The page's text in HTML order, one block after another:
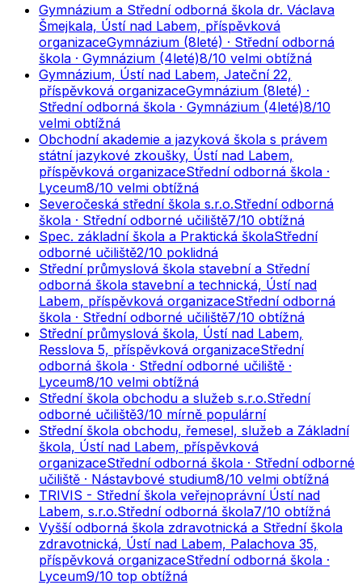
Gymnázium a Střední odborná škola dr. Václava
Šmejkala, Ústí nad Labem, příspěvková
organizaceGymnázium (8leté) · Střední odborná
škola · Gymnázium (4leté)8/10 velmi obtížná
Gymnázium, Ústí nad Labem, Jateční 22,
příspěvková organizaceGymnázium (8leté) ·
Střední odborná škola · Gymnázium (4leté)8/10
velmi obtížná
Obchodní akademie a jazyková škola s právem
státní jazykové zkoušky, Ústí nad Labem,
příspěvková organizaceStřední odborná škola ·
Lyceum8/10 velmi obtížná
Severočeská střední škola s.r.o.Střední odborná
škola · Střední odborné učiliště7/10 obtížná
Spec. základní škola a Praktická školaStřední
odborné učiliště2/10 poklidná
Střední průmyslová škola stavební a Střední
odborná škola stavební a technická, Ústí nad
Labem, příspěvková organizaceStřední odborná
škola · Střední odborné učiliště7/10 obtížná
Střední průmyslová škola, Ústí nad Labem,
Resslova 5, příspěvková organizaceStřední
odborná škola · Střední odborné učiliště ·
Lyceum8/10 velmi obtížná
Střední škola obchodu a služeb s.r.o.Střední
odborné učiliště3/10 mírně populární
Střední škola obchodu, řemesel, služeb a Základní
škola, Ústí nad Labem, příspěvková
organizaceStřední odborná škola · Střední odborné
učiliště · Nástavbové studium8/10 velmi obtížná
TRIVIS - Střední škola veřejnoprávní Ústí nad
Labem, s.r.o.Střední odborná škola7/10 obtížná
Vyšší odborná škola zdravotnická a Střední škola
zdravotnická, Ústí nad Labem, Palachova 35,
příspěvková organizaceStřední odborná škola ·
Lyceum9/10 top obtížná